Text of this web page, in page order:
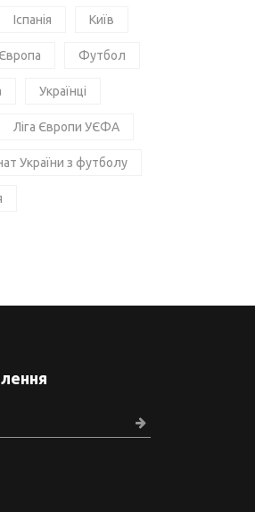
Іспанія Київ
Європа Футбол
Українці
Ліга Європи УЄФА
України з футболу